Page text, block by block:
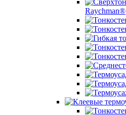
Raychman®